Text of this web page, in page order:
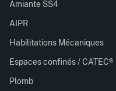
Amiante SS4
AIPR
Habilitations Mécaniques
Espaces confinés / CATEC®
Plomb